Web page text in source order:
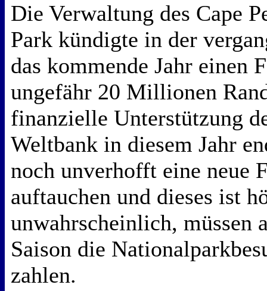
Die Verwaltung des Cape
Park kündigte in der
das kommende Jahr einen
ungefähr 20 Millionen
finanzielle Unterstützung
Weltbank in diesem Jahr
noch unverhofft eine neue
auftauchen und dieses ist
unwahrscheinlich, müssen
Saison die
zahlen.